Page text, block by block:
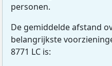
personen.
De gemiddelde afstand
belangrijkste
8771 LC is: